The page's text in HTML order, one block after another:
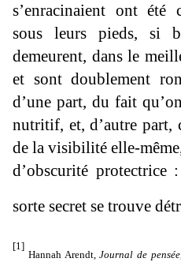
s’enracinaient ont été
sous leurs pieds, si
demeurent, dans le
et sont doublement
d’une part, du fait
nutritif, et, d’autre part,
de la visibilité elle-
d’obscurité
sorte secret se trouve
[1]
Hannah Arendt,Journal de pensée